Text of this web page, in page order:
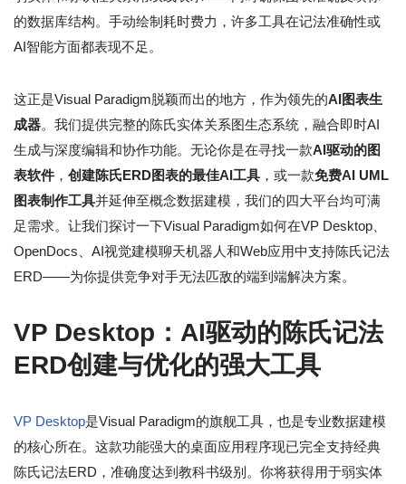
的数据库结构。手动绘制耗时费力，许多工具在记法准确性或
AI智能方面都表现不足。
这正是Visual Paradigm脱颖而出的地方，作为领先的AI图表生
成器。我们提供完整的陈氏实体关系图生态系统，融合即时AI
生成与深度编辑和协作功能。无论你是在寻找一款AI驱动的图
表软件， 创建陈氏ERD图表的最佳AI工具 ，或一款免费AI UML
图表制作工具并延伸至概念数据建模，我们的四大平台均可满
足需求。让我们探讨一下Visual Paradigm如何在VP Desktop、
OpenDocs、AI视觉建模聊天机器人和Web应用中支持陈氏记法
ERD——为你提供竞争对手无法匹敌的端到端解决方案。
VP Desktop：AI驱动的陈氏记法
ERD创建与优化的强大工具
VP Desktop是Visual Paradigm的旗舰工具，也是专业数据建模
的核心所在。这款功能强大的桌面应用程序现已完全支持经典
陈氏记法ERD，准确度达到教科书级别。你将获得用于弱实体